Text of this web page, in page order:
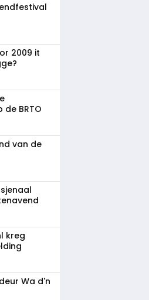
2009 it
BRTO
van de
kreg
Wa d'n